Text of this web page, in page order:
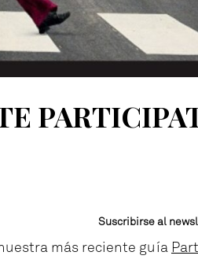
Suscribirse al
más reciente guía